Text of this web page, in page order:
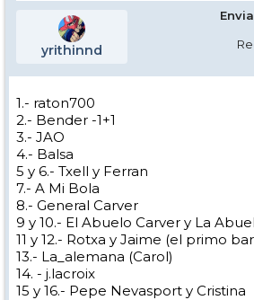
yrithinnd
1.- raton700
2.- Bender -1+1
3.- JAO
4.- Balsa
5 y 6.- Txell y Ferran
7.- A Mi Bola
8.- General Carver
9 y 10.- El Abuelo Carver y La
11 y 12.- Rotxa y Jaime (el primo
13.- La_alemana (Carol)
14. - j.lacroix
15 y 16.- Pepe Nevasport y Cristina